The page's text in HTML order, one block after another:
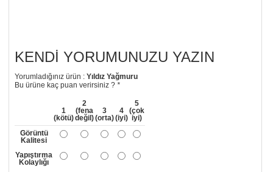
KENDI YORUMUNUZU YAZIN
Yorumladığınız ürün :Yıldız Yağmuru
Bu ürüne kaç puan verirsiniz ?*
1
(kötü)
2
(fena
değil)
3
(orta)
4
(iyi)
5
(çok
iyi)
Görüntü
Kalitesi
Yapıştırma
Kolaylığı